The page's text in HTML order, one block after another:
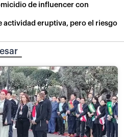
de influencer con
actividad eruptiva, pero el riesgo